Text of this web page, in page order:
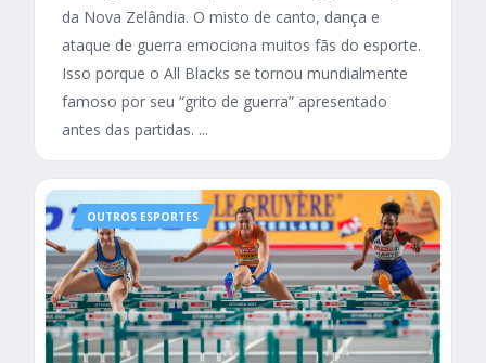
da Nova Zelândia. O misto de canto, dança e
ataque de guerra emociona muitos fãs do esporte.
Isso porque o All Blacks se tornou mundialmente
famoso por seu “grito de guerra” apresentado
antes das partidas. ...
OUTROS ESPORTES